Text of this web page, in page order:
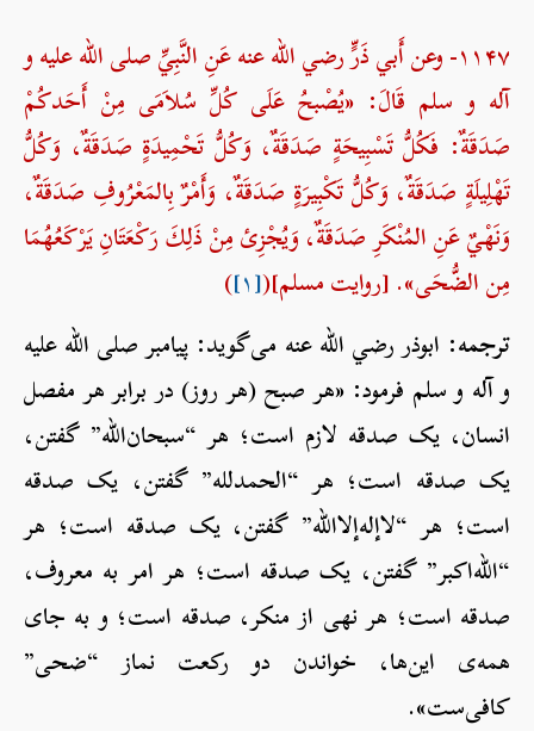
۱۱۴۷- وعن أَبي ذَرٍّ رضي الله عنه عَنِ النَّبِيِّ صلی الله علیه و
آله و سلم قَالَ: «يُصْبحُ عَلَى كُلِّ سُلاَمَى مِنْ أَحَدكُمْ
صَدَقَةٌ: فَكُلُّ تَسْبِيحَةٍ صَدَقَةٌ، وَكُلُّ تَحْمِيدَةٍ صَدَقَةٌ، وَكُلُّ
تَهْلِيلَةٍ صَدَقَةٌ، وَكُلُّ تَكْبِيرَةٍ صَدَقَةٌ، وَأَمْرٌ بِالمَعْرُوفِ صَدَقَةٌ،
وَنَهْيٌ عَنِ المُنْكَرِ صَدَقَةٌ، وَيُجْزِئ مِنْ ذَلِكَ رَكْعَتَانِ يَرْكَعُهُمَا
مِن الضُّحَى». [روایت مسلم]([۱] )
ترجمه: ابوذر رضي الله عنه می‌گوید: پیامبر صلی الله علیه
و آله و سلم فرمود: «هر صبح (هر روز) در برابر هر مفصل
انسان، یک صدقه لازم است؛ هر “سبحان‌الله” گفتن،
یک صدقه است؛ هر “الحمدلله” گفتن، یک صدقه
است؛ هر “لاإله‌إلاالله” گفتن، یک صدقه است؛ هر
“الله‌اکبر” گفتن، یک صدقه است؛ هر امر به معروف،
صدقه است؛ هر نهی از منکر، صدقه است؛ و به جای
همه‌ی این‌ها، خواندن دو رکعت نماز “ضحی”
کافی‌ست».